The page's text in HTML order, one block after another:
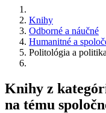
Knihy
Odborné a náučné
Humanitné a
Politológia a politika
Knihy z
na tému